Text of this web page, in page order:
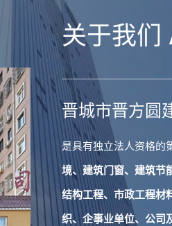
关于我们
晋城市晋方圆
是具有独立法人资格的
境、建筑门窗、建筑节
结构工程、市政工程材
织、企事业单位、公司